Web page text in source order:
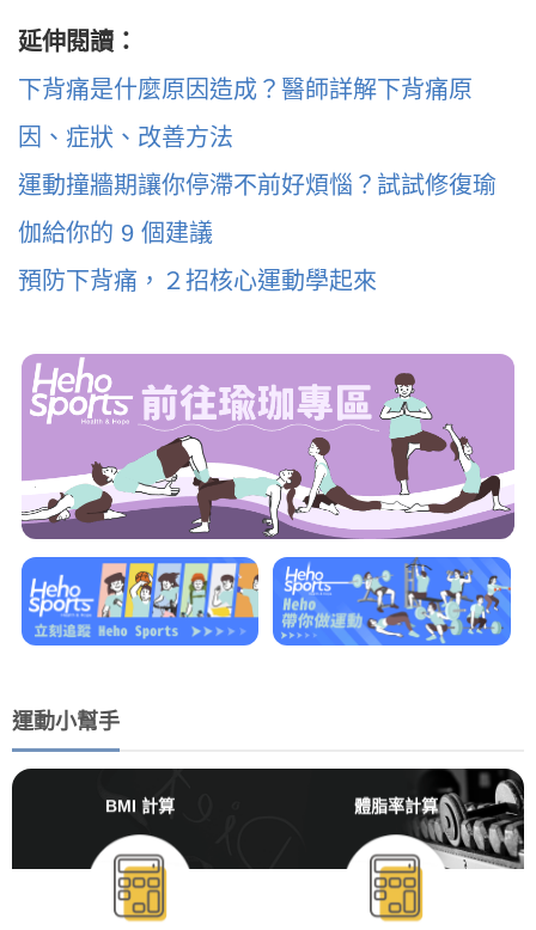
延伸閱讀：
下背痛是什麼原因造成？醫師詳解下背痛原
因、症狀、改善方法
運動撞牆期讓你停滯不前好煩惱？試試修復瑜
伽給你的 9 個建議
預防下背痛，２招核心運動學起來
運動小幫手
BMI 計算 體脂率計算